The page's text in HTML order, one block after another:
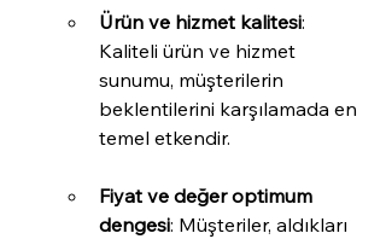
Ürün ve hizmet kalitesi:
Kaliteli ürün ve hizmet
sunumu, müşterilerin
beklentilerini karşılamada en
temel etkendir.
Fiyat ve değer optimum
dengesi: Müşteriler, aldıkları